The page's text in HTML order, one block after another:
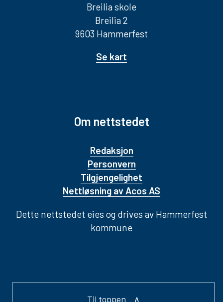
Breilia skole
Breilia 2
9603 Hammerfest
Se kart
Om nettstedet
Redaksjon
Personvern
Tilgjengelighet
Nettløsning av Acos AS
Dette nettstedet eies og drives av Hammerfest
kommune
Til toppen